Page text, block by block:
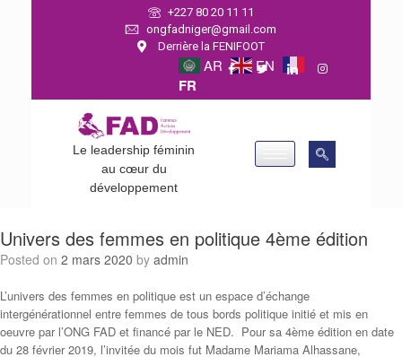
+227 80 20 11 11
ongfadniger@gmail.com
Derrière la FENIFOOT
AR EN
FR
Le leadership féminin
au cœur du
développement
Univers des femmes en politique 4ème édition
Posted on 2 mars 2020 by admin
L’univers des femmes en politique est un espace d’échange
intergénérationnel entre femmes de tous bords politique initié et mis en
oeuvre par l’ONG FAD et financé par le NED. Pour sa 4ème édition en date
du 28 février 2019, l’invitée du mois fut Madame Mariama Alhassane,